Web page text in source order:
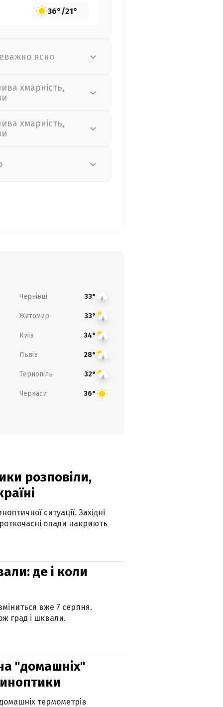
36°/21°
ясно
хмарність,
хмарність,
Чернівці 33°
Житомир 33°
Київ 34°
Львів 28°
Тернопіль 32°
Черкаси 36°
розповіли,
ситуації. Західні
опади накриють
де і коли
вже 7 серпня.
град і шквали.
"домашніх"
термометрів